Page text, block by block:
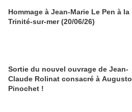
Hommage à Jean-Marie Le Pen à la
Trinité-sur-mer (20/06/26)
Sortie du nouvel ouvrage de Jean-
Claude Rolinat consacré à Augusto
Pinochet !